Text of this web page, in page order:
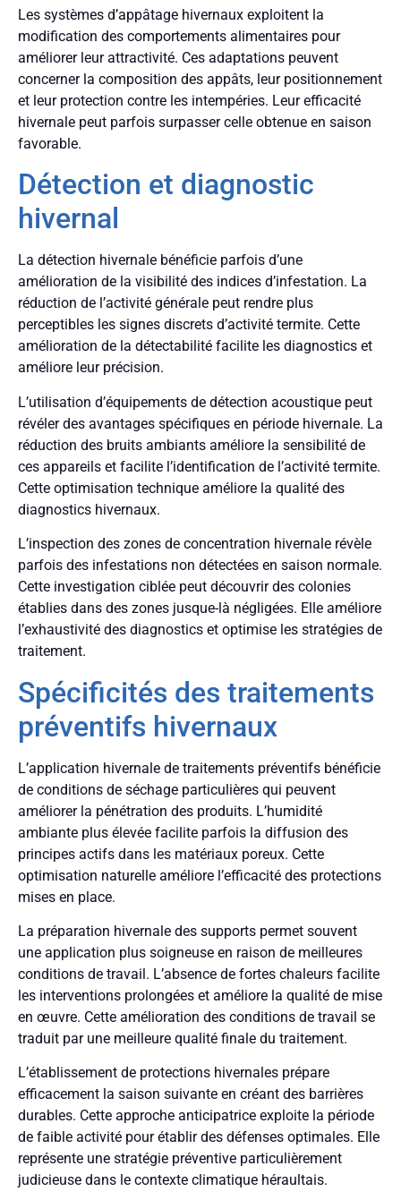
Les systèmes d’appâtage hivernaux exploitent la
modification des comportements alimentaires pour
améliorer leur attractivité. Ces adaptations peuvent
concerner la composition des appâts, leur positionnement
et leur protection contre les intempéries. Leur efficacité
hivernale peut parfois surpasser celle obtenue en saison
favorable.
Détection et diagnostic
hivernal
La détection hivernale bénéficie parfois d’une
amélioration de la visibilité des indices d’infestation. La
réduction de l’activité générale peut rendre plus
perceptibles les signes discrets d’activité termite. Cette
amélioration de la détectabilité facilite les diagnostics et
améliore leur précision.
L’utilisation d’équipements de détection acoustique peut
révéler des avantages spécifiques en période hivernale. La
réduction des bruits ambiants améliore la sensibilité de
ces appareils et facilite l’identification de l’activité termite.
Cette optimisation technique améliore la qualité des
diagnostics hivernaux.
L’inspection des zones de concentration hivernale révèle
parfois des infestations non détectées en saison normale.
Cette investigation ciblée peut découvrir des colonies
établies dans des zones jusque-là négligées. Elle améliore
l’exhaustivité des diagnostics et optimise les stratégies de
traitement.
Spécificités des traitements
préventifs hivernaux
L’application hivernale de traitements préventifs bénéficie
de conditions de séchage particulières qui peuvent
améliorer la pénétration des produits. L’humidité
ambiante plus élevée facilite parfois la diffusion des
principes actifs dans les matériaux poreux. Cette
optimisation naturelle améliore l’efficacité des protections
mises en place.
La préparation hivernale des supports permet souvent
une application plus soigneuse en raison de meilleures
conditions de travail. L’absence de fortes chaleurs facilite
les interventions prolongées et améliore la qualité de mise
en œuvre. Cette amélioration des conditions de travail se
traduit par une meilleure qualité finale du traitement.
L’établissement de protections hivernales prépare
efficacement la saison suivante en créant des barrières
durables. Cette approche anticipatrice exploite la période
de faible activité pour établir des défenses optimales. Elle
représente une stratégie préventive particulièrement
judicieuse dans le contexte climatique héraultais.